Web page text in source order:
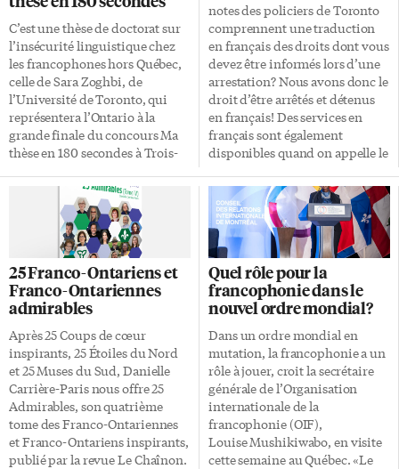
C’est une thèse de doctorat sur
l’insécurité linguistique chez
les francophones hors Québec,
celle de Sara Zoghbi, de
l’Université de Toronto, qui
représentera l’Ontario à la
grande finale du concours Ma
thèse en 180 secondes à Trois-
a convaincu le jury de la finale
ontarienne, qui se déroulait le
12 mars au Théâtre Glendon, sur
le campus bilingue de
l’Université York, sous l’égide
de l’Acfas Toronto Centre-Sud-
Ouest. Si elle impressionne à
nouveau le jury national, elle
accèdera au concours
international! Résumer des
mois et parfois des années de
travail en trois minutes, pas
une seconde de […]
notes des policiers de Toronto
comprennent une traduction
en français des droits dont vous
devez être informés lors d’une
arrestation? Nous avons donc le
droit d’être arrêtés et détenus
en français! Des services en
français sont également
disponibles quand on appelle le
que pour le Service de police de
Toronto, «le français n’est pas la
deuxième langue du Canada,
mais une langue à part entière»,
a rappelé l’agente de liaison
francophone Tina-Louise
Trépanier lors d’un 5 à 7 «On
jase avec la police», le 10 mars,
organisé par son Comité
consultatif […]
25 Franco-Ontariens et
Franco-Ontariennes
admirables
Après 25 Coups de cœur
inspirants, 25 Étoiles du Nord
et 25 Muses du Sud, Danielle
Carrière-Paris nous offre 25
Admirables, son quatrième
tome des Franco-Ontariennes
et Franco-Ontariens inspirants,
publié par la revue Le Chaînon.
Quel rôle pour la
francophonie dans le
nouvel ordre mondial?
Dans un ordre mondial en
mutation, la francophonie a un
rôle à jouer, croit la secrétaire
générale de l’Organisation
internationale de la
francophonie (OIF),
Louise Mushikiwabo, en visite
cette semaine au Québec. «Le